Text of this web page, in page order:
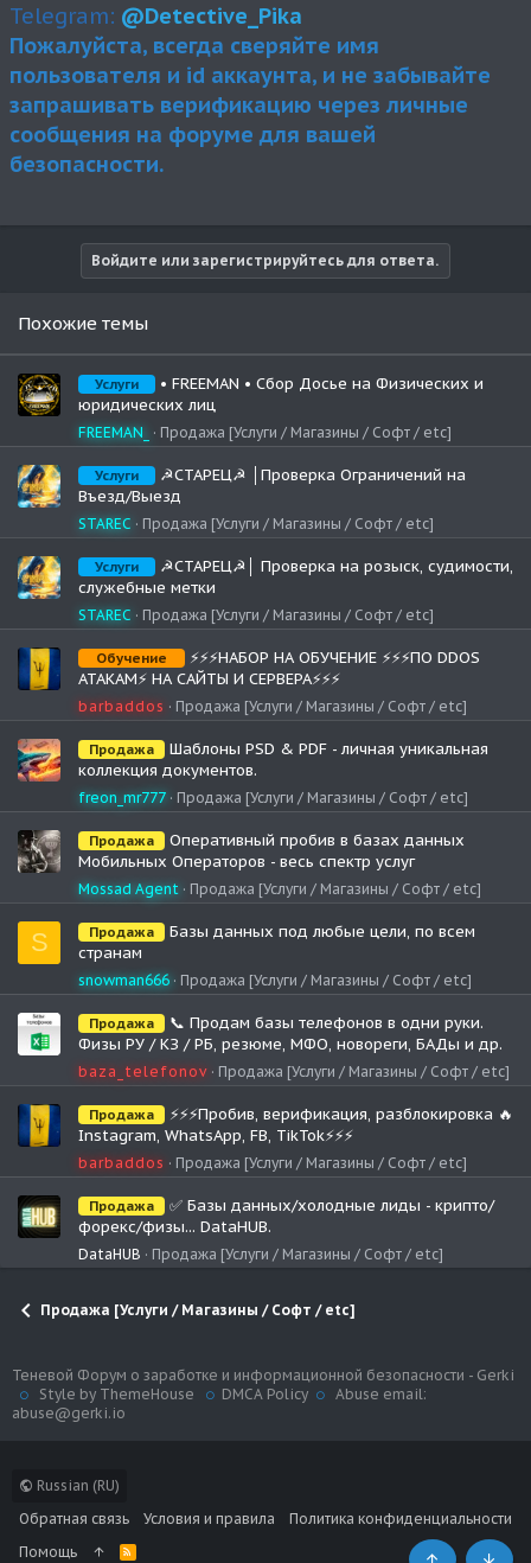
Telegram: @Detective_Pika
Пожалуйста, всегда сверяйте имя
пользователя и id аккаунта, и не забывайте
запрашивать верификацию через личные
сообщения на форуме для вашей
безопасности.
Войдите или зарегистрируйтесь для ответа.
Похожие темы
Услуги
• FREEMAN • Сбор Досье на Физических и
юридических лиц
FREEMAN_ Продажа [Услуги / Магазины / Софт / etc]
Услуги
☭СТАРЕЦ☭ │Проверка Ограничений на
Въезд/Выезд
STAREC Продажа [Услуги / Магазины / Софт / etc]
Услуги
☭СТАРЕЦ☭│ Проверка на розыск, судимости,
служебные метки
STAREC Продажа [Услуги / Магазины / Софт / etc]
Обучение
⚡️⚡️⚡️НАБОР НА ОБУЧЕНИЕ ⚡️⚡️⚡️ПО DDOS
АТАКАМ⚡️ НА САЙТЫ И СЕРВЕРА⚡️⚡️⚡️
barbaddos Продажа [Услуги / Магазины / Софт / etc]
Продажа
Шаблоны PSD & PDF - личная уникальная
коллекция документов.
freon_mr777 Продажа [Услуги / Магазины / Софт / etc]
Продажа
Оперативный пробив в базах данных
Мобильных Операторов - весь спектр услуг
Mossad Agent Продажа [Услуги / Магазины / Софт / etc]
S Продажа
Базы данных под любые цели, по всем
странам
snowman666 Продажа [Услуги / Магазины / Софт / etc]
Продажа
📞 Продам базы телефонов в одни руки.
Физы РУ / КЗ / РБ, резюме, МФО, новореги, БАДы и др.
baza_telefonov Продажа [Услуги / Магазины / Софт / etc]
Продажа
⚡️⚡️⚡️Пробив, верификация, разблокировка 🔥
Instagram, WhatsApp, FB, TikTok⚡️⚡️⚡️
barbaddos Продажа [Услуги / Магазины / Софт / etc]
Продажа
✅ Базы данных/холодные лиды - крипто/
форекс/физы... DataHUB.
DataHUB Продажа [Услуги / Магазины / Софт / etc]
Продажа [Услуги / Магазины / Софт / etc]
Russian (RU)
Обратная связь
Условия и правила
Политика конфиденциальности
Помощь
R
Теневой Форум о заработке и информационной безопасности - Gerki
Style by ThemeHouse
DMCA Policy
Abuse email:
abuse@gerki.io